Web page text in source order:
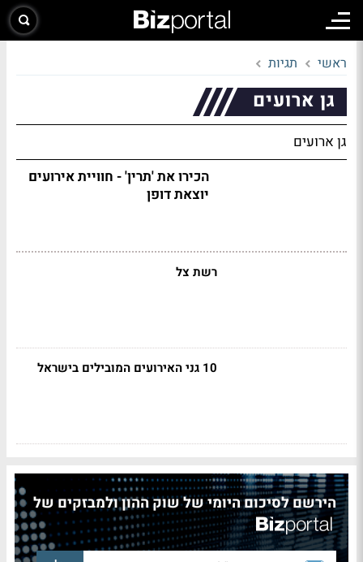
ראשי תגיות
גן ארועים
גן ארועים
הכירו את 'תרין' - חוויית אירועים
יוצאת דופן
רשת צל
10 גני האירועים המובילים בישראל
הירשם לסיכום היומי של שוק ההון ולמבזקים של